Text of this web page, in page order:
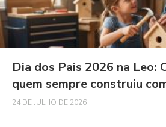
Dia dos Pais 2026 na Leo:
quem sempre construiu
24 DE JULHO DE 2026